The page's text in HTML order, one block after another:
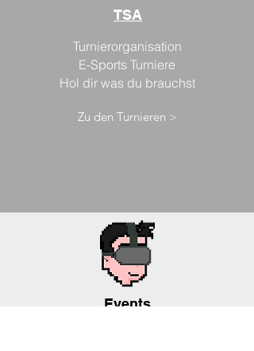
TSA
Turnierorganisation
E-Sports Turniere
Hol dir was du brauchst
Zu den Turnieren >
Events